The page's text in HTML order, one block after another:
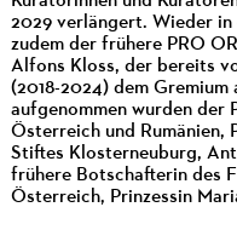
2029 verlängert. Wieder in
zudem der frühere PRO
Alfons Kloss, der bereits
(2018-2024) dem
aufgenommen wurden der
Österreich und Rumänien,
Stiftes Klosterneuburg,
frühere Botschafterin des
Österreich, Prinzessin